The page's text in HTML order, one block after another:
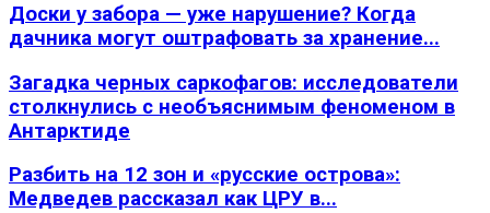
Доски у забора — уже нарушение? Когда
дачника могут оштрафовать за хранение...
Загадка черных саркофагов: исследователи
столкнулись с необъяснимым феноменом в
Антарктиде
Разбить на 12 зон и «русские острова»:
Медведев рассказал как ЦРУ в...